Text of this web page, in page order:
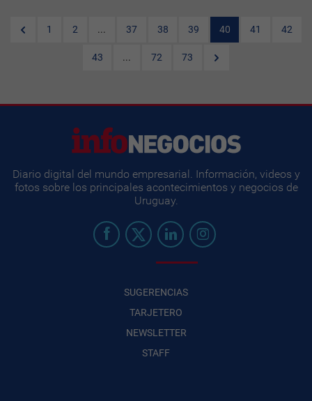
1 2 ... 37 38 39 40 41 42
43 ... 72 73
Diario digital del mundo empresarial. Información, videos y
fotos sobre los principales acontecimientos y negocios de
Uruguay.
SUGERENCIAS
TARJETERO
NEWSLETTER
STAFF